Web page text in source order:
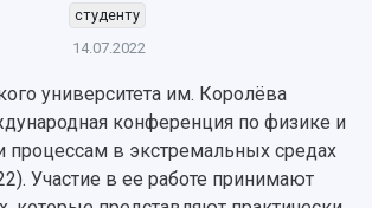
совет
Самарский университет?
и специалитет
деятельность
направления
советы
кадров
должностей научных
студенту
14.07.2022
университета им. Королёва
конференция по физике и
процессам в экстремальных средах
Участие в ее работе принимают